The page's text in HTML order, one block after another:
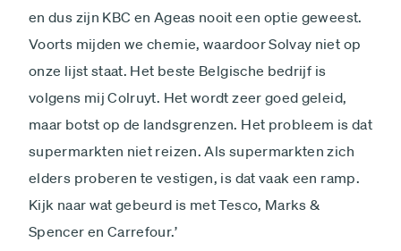
en dus zijn KBC en Ageas nooit een optie geweest.
Voorts mijden we chemie, waardoor Solvay niet op
onze lijst staat. Het beste Belgische bedrijf is
volgens mij Colruyt. Het wordt zeer goed geleid,
maar botst op de landsgrenzen. Het probleem is dat
supermarkten niet reizen. Als supermarkten zich
elders proberen te vestigen, is dat vaak een ramp.
Kijk naar wat gebeurd is met Tesco, Marks &
Spencer en Carrefour.’